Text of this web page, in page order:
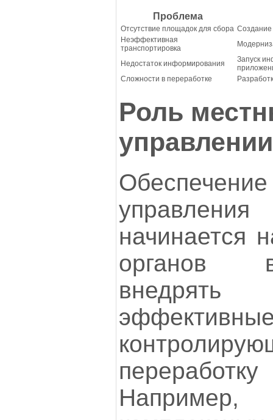
Проблема
Отсутствие площадок для сбора Создание
Неэффективная
транспортировка
Недостаток информирования
Запуск
Сложности в переработке
Роль
начинается
органов